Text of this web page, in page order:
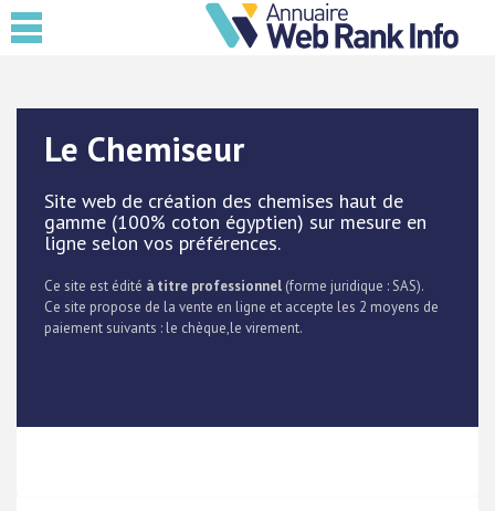
Le Chemiseur
Site web de création des chemises haut de
gamme (100% coton égyptien) sur mesure en
ligne selon vos préférences.
Ce site est édité à titre professionnel (forme juridique : SAS).
Ce site propose de la vente en ligne et accepte les 2 moyens de
paiement suivants : le chèque,le virement.